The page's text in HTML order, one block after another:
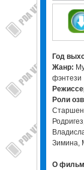
Год
Жанр:
фэнтези
Роли
Зимина,
О